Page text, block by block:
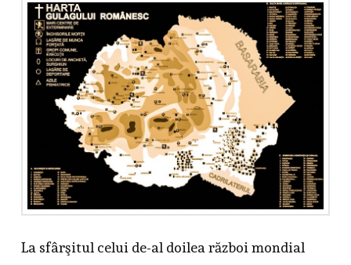
La sfârşitul celui de-al doilea război mondial